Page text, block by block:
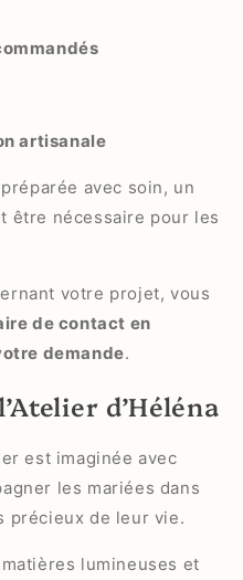
artisanale
avec soin, un
être nécessaire pour les
votre projet, vous
de contact en
demande.
d’Héléna
est imaginée avec
les mariées dans
précieux de leur vie.
lumineuses et